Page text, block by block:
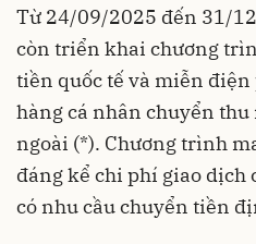
Từ 24/09/2025 đến 31/
còn triển khai chương
tiền quốc tế và miễn điện
hàng cá nhân chuyển
ngoài (*). Chương trình
đáng kể chi phí giao dịch
có nhu cầu chuyển tiền